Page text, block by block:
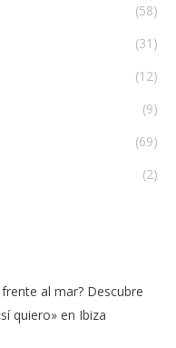
(58)
(31)
(12)
(9)
(69)
(2)
al mar? Descubre
quiero» en Ibiza